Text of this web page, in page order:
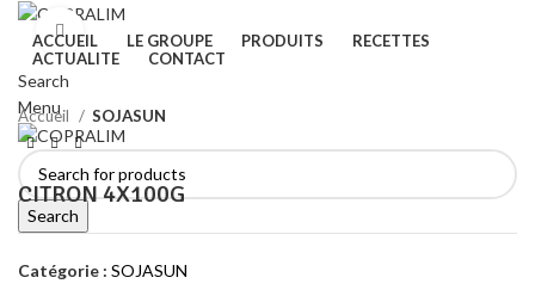
ACCUEIL LE GROUPE PRODUITS
RECETTES
ACTUALITE
CONTACT
Search
Menu
Search
Click to enlarge
Accueil SOJASUN
CITRON 4X100G
Catégorie : SOJASUN